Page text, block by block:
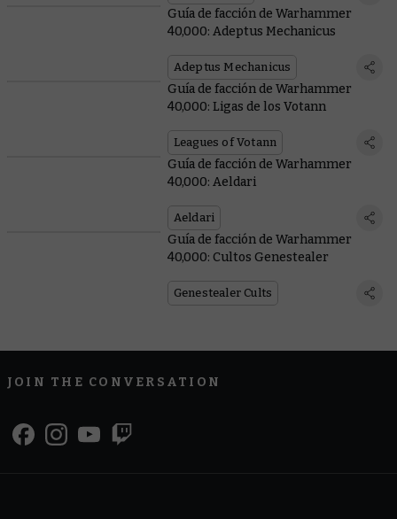
Guía de facción de Warhammer
40,000: Adeptus Mechanicus
Adeptus Mechanicus
Guía de facción de Warhammer
40,000: Ligas de los Votann
Leagues of Votann
Guía de facción de Warhammer
40,000: Aeldari
Aeldari
Guía de facción de Warhammer
40,000: Cultos Genestealer
Genestealer Cults
JOIN THE CONVERSATION